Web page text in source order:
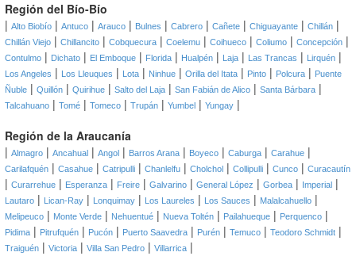
Región del Bío-Bío
| Alto Biobío | Antuco | Arauco | Bulnes | Cabrero | Cañete | Chiguayante | Chillán |
Chillán Viejo | Chillancito | Cobquecura | Coelemu | Coihueco | Coliumo | Concepción |
Contulmo | Dichato | El Emboque | Florida | Hualpén | Laja | Las Trancas | Lirquén |
Los Angeles | Los Lleuques | Lota | Ninhue | Orilla del Itata | Pinto | Polcura | Puente
Ñuble | Quillón | Quirihue | Salto del Laja | San Fabián de Alico | Santa Bárbara |
Talcahuano | Tomé | Tomeco | Trupán | Yumbel | Yungay |
Región de la Araucanía
| Almagro | Ancahual | Angol | Barros Arana | Boyeco | Caburga | Carahue |
Carilafquén | Casahue | Catripulli | Chanlelfu | Cholchol | Collipulli | Cunco | Curacautín
| Curarrehue | Esperanza | Freire | Galvarino | General López | Gorbea | Imperial |
Lautaro | Lican-Ray | Lonquimay | Los Laureles | Los Sauces | Malalcahuello |
Melipeuco | Monte Verde | Nehuentué | Nueva Toltén | Pailahueque | Perquenco |
Pidima | Pitrufquén | Pucón | Puerto Saavedra | Purén | Temuco | Teodoro Schmidt |
Traiguén | Victoria | Villa San Pedro | Villarrica |